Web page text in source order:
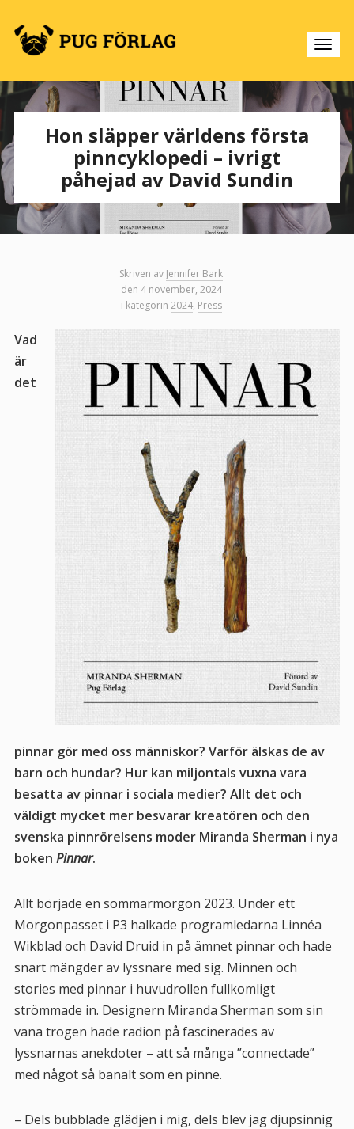
Hon släpper världens första
pinncyklopedi – ivrigt
påhejad av David Sundin
Skriven av Jennifer Bark
den 4 november, 2024
i kategorin 2024, Press
Vad
är
det
pinnar gör med oss människor? Varför älskas de av
barn och hundar? Hur kan miljontals vuxna vara
besatta av pinnar i sociala medier? Allt det och
väldigt mycket mer besvarar kreatören och den
svenska pinnrörelsens moder Miranda Sherman i nya
boken Pinnar.
Allt började en sommarmorgon 2023. Under ett
Morgonpasset i P3 halkade programledarna Linnéa
Wikblad och David Druid in på ämnet pinnar och hade
snart mängder av lyssnare med sig. Minnen och
stories med pinnar i huvudrollen fullkomligt
strömmade in. Designern Miranda Sherman som sin
vana trogen hade radion på fascinerades av
lyssnarnas anekdoter – att så många ”connectade”
med något så banalt som en pinne.
– Dels bubblade glädjen i mig, dels blev jag djupsinnig